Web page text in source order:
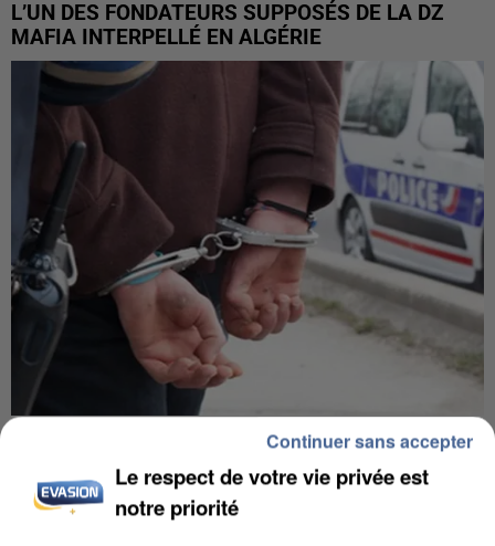
L’UN DES FONDATEURS SUPPOSÉS DE LA DZ
MAFIA INTERPELLÉ EN ALGÉRIE
UN SECOND CADRE DE LA DZ MAFIA
INTERPELLÉ EN ALGÉRIE
Le respect de votre vie privée est
notre priorité
Continuer sans accepter